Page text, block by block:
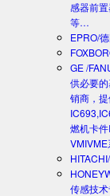
感器前
等…
EPRO/
GE /
供必要
销商，
燃机卡
传感技